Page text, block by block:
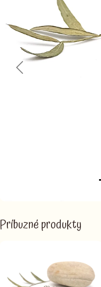
Previous
Príbuzné produkty